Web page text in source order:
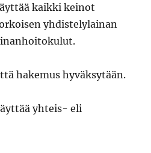
kaikki keinot
yhdistelylainan
hakemus hyväksytään.
yhteis- eli